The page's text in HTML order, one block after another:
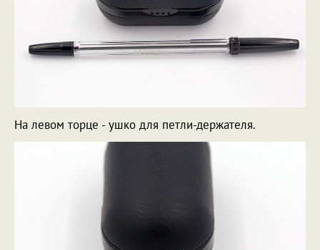
На левом торце - ушко для петли-держателя.